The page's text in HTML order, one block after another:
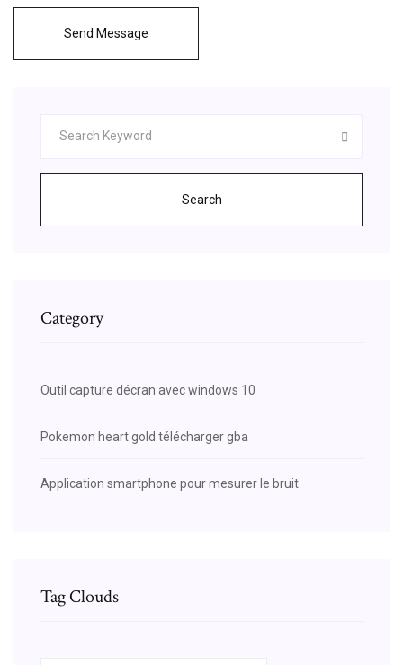
Send Message
Search
Category
Outil capture décran avec windows 10
Pokemon heart gold télécharger gba
Application smartphone pour mesurer le bruit
Tag Clouds